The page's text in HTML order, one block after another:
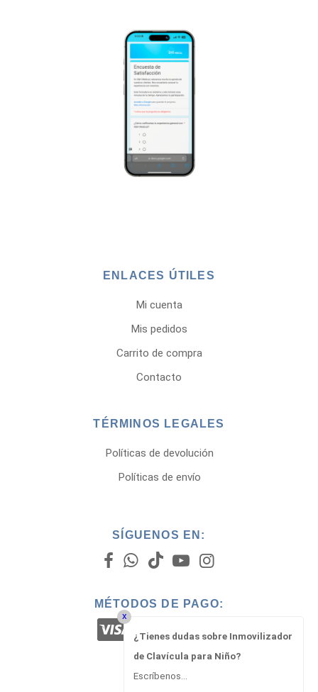
ENLACES ÚTILES
Mi cuenta
Mis pedidos
Carrito de compra
Contacto
TÉRMINOS LEGALES
Políticas de devolución
Políticas de envío
SÍGUENOS EN:
MÉTODOS DE PAGO:
x
¿Tienes dudas sobre Inmovilizador
de Clavícula para Niño?
Escríbenos...